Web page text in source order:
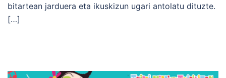
bitartean jarduera eta ikuskizun ugari antolatu dituzte.
[…]